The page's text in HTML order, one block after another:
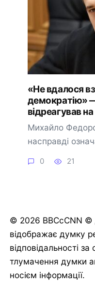
«Не вдалося
демократію»
відреагував
Михайло
насправді
0 21
© 2026 BBCcCNN ©
відображає думку
відповідальності за
тлумачення думки
носієм інформації.